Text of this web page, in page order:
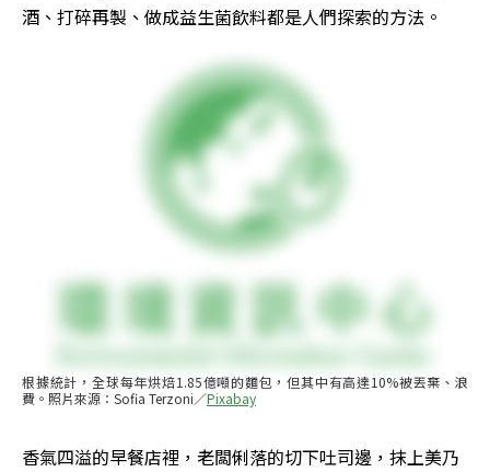
酒、打碎再製、做成益生菌飲料都是人們探索的方法。
根據統計，全球每年烘焙1.85億噸的麵包，但其中有高達10%被丟棄、浪
費。照片來源：Sofia Terzoni／Pixabay
香氣四溢的早餐店裡，老闆俐落的切下吐司邊，抹上美乃